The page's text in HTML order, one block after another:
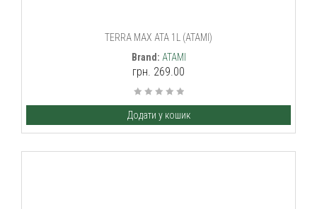
TERRA MAX ATA 1L (ATAMI)
Brand: ATAMI
грн. 269.00
Додати у кошик